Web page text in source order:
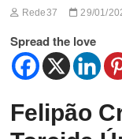
Rede37 29/01/
Spread the love
Felipão